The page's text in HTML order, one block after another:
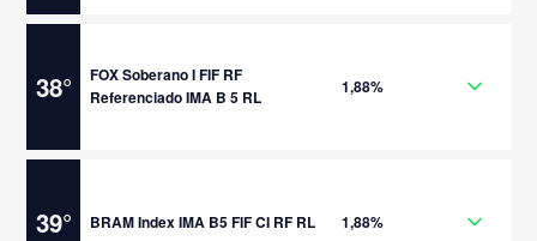
38°
FOX Soberano I FIF RF
Referenciado IMA B 5 RL
1,88%
39° BRAM Index IMA B5 FIF CI RF RL 1,88%